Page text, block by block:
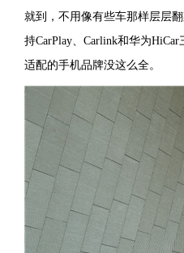
就到，不用像有些车那样层层
持CarPlay、Carlink和华为
适配的手机品牌没这么全。